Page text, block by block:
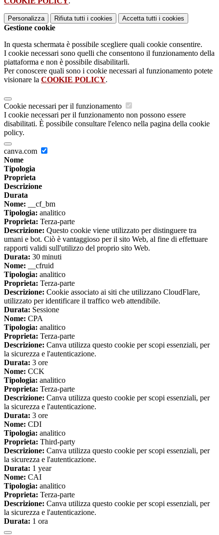
Personalizza Rifiuta tutti i cookies Accetta tutti i cookies
Gestione cookie
In questa schermata è possibile scegliere quali cookie consentire.
I cookie necessari sono quelli che consentono il funzionamento della
piattaforma e non è possibile disabilitarli.
Per conoscere quali sono i cookie necessari al funzionamento potete
visionare la COOKIE POLICY.
Cookie necessari per il funzionamento
I cookie necessari per il funzionamento non possono essere
disabilitati. È possibile consultare l'elenco nella pagina della cookie
policy.
canva.com
Nome
Tipologia
Proprieta
Descrizione
Durata
Nome: __cf_bm
Tipologia: analitico
Proprieta: Terza-parte
Descrizione: Questo cookie viene utilizzato per distinguere tra
umani e bot. Ciò è vantaggioso per il sito Web, al fine di effettuare
rapporti validi sull'utilizzo del proprio sito Web.
Durata: 30 minuti
Nome: __cfruid
Tipologia: analitico
Proprieta: Terza-parte
Descrizione: Cookie associato ai siti che utilizzano CloudFlare,
utilizzato per identificare il traffico web attendibile.
Durata: Sessione
Nome: CPA
Tipologia: analitico
Proprieta: Terza-parte
Descrizione: Canva utilizza questo cookie per scopi essenziali, per
la sicurezza e l'autenticazione.
Durata: 3 ore
Nome: CCK
Tipologia: analitico
Proprieta: Terza-parte
Descrizione: Canva utilizza questo cookie per scopi essenziali, per
la sicurezza e l'autenticazione.
Durata: 3 ore
Nome: CDI
Tipologia: analitico
Proprieta: Third-party
Descrizione: Canva utilizza questo cookie per scopi essenziali, per
la sicurezza e l'autenticazione.
Durata: 1 year
Nome: CAI
Tipologia: analitico
Proprieta: Terza-parte
Descrizione: Canva utilizza questo cookie per scopi essenziali, per
la sicurezza e l'autenticazione.
Durata: 1 ora